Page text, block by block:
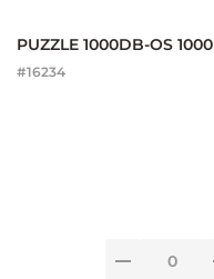
PUZZLE 1000DB-OS 1000
#16234